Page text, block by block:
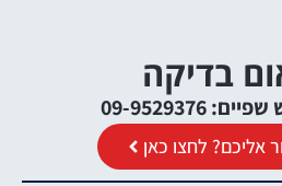
בדיקה
9529376
אליכם? לחצו כאן